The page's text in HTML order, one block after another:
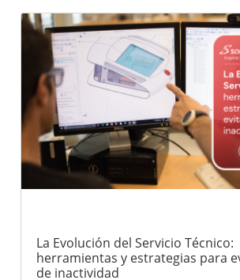
La Evolución del Servicio Técnico:
herramientas y estrategias para
de inactividad